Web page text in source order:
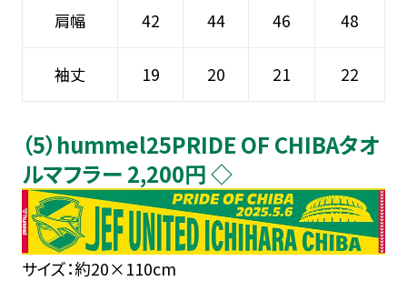
肩幅 42 44 46 48
袖丈 19 20 21 22
（5）hummel25PRIDE OF CHIBAタオ
ルマフラー 2,200円 ◇
サイズ：約20×110cm